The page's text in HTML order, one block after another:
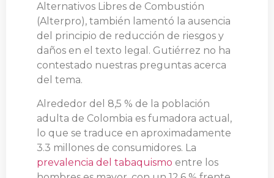
Alternativos Libres de Combustión
(Alterpro), también lamentó la ausencia
del principio de reducción de riesgos y
daños en el texto legal. Gutiérrez no ha
contestado nuestras preguntas acerca
del tema.
Alrededor del 8,5 % de la población
adulta de Colombia es fumadora actual,
lo que se traduce en aproximadamente
3.3 millones de consumidores. La
prevalencia del tabaquismo entre los